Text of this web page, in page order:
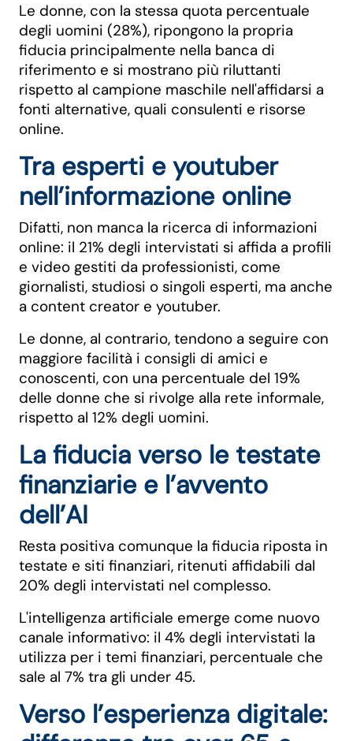
Le donne, con la stessa quota percentuale
degli uomini (28%), ripongono la propria
fiducia principalmente nella banca di
riferimento e si mostrano più riluttanti
rispetto al campione maschile nell'affidarsi a
fonti alternative, quali consulenti e risorse
online.
Tra esperti e youtuber
nell’informazione online
Difatti, non manca la ricerca di informazioni
online: il 21% degli intervistati si affida a profili
e video gestiti da professionisti, come
giornalisti, studiosi o singoli esperti, ma anche
a content creator e youtuber.
Le donne, al contrario, tendono a seguire con
maggiore facilità i consigli di amici e
conoscenti, con una percentuale del 19%
delle donne che si rivolge alla rete informale,
rispetto al 12% degli uomini.
La fiducia verso le testate
finanziarie e l’avvento
dell’AI
Resta positiva comunque la fiducia riposta in
testate e siti finanziari, ritenuti affidabili dal
20% degli intervistati nel complesso.
L'intelligenza artificiale emerge come nuovo
canale informativo: il 4% degli intervistati la
utilizza per i temi finanziari, percentuale che
sale al 7% tra gli under 45.
Verso l’esperienza digitale: